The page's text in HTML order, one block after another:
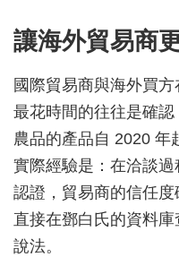
讓海外貿易商
國際貿易商與海外買
最花時間的往往是確
農品的產品自 2020 年
實際經驗是：在洽談
認證，貿易商的信任
直接在鄧白氏的資料
說法。